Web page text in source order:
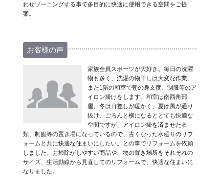
わせゾーニングする事で多目的に快適に使用できる空間をご提
案。
お客様の声
家族全員スポーツが大好き。毎日の洗濯
物も多く、洗濯の物干しは大変な作業。
また1階の和室で朝の身支度、制服等のア
イロン掛けをします。和室は南西角部
屋、冬は日差しが暖かく、夏は風が通り
抜け、ごろんと横になるととても快適な
空間ですが、アイロン掛を済ませた衣
類、制服等の置き場になっているので、古くなった水廻りのリフ
ォームと共に快適な住まいにしたい。との事でリフォームを依頼
しました。お掃除がしやすい商品や、物の置き場所をそれぞれの
サイズ、生活動線から見直してのリフォームで、快適な住まいに
なりました。